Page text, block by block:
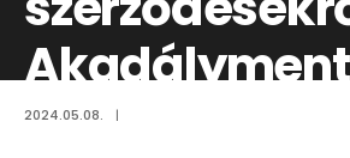
változat
2024.05.08. |